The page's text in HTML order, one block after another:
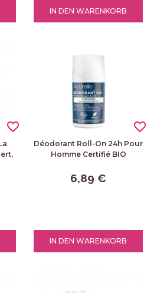
IN DEN WARENKORB
favorite_border
Déodorant Roll-On 24h Pour
Homme Certifié BIO
6,89 €
IN DEN WARENKORB
favorite_border